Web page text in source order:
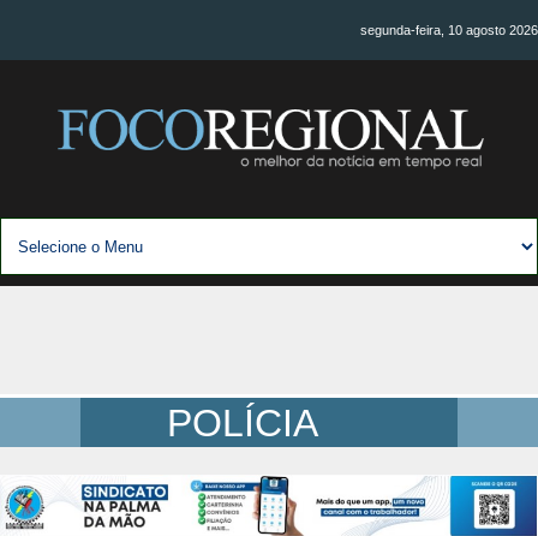
segunda-feira, 10 agosto 2026
POLÍCIA